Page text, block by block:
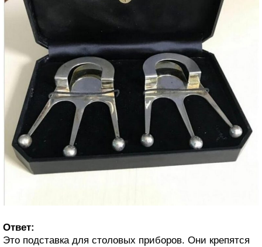
Ответ:
Это подставка для столовых приборов. Они крепятся